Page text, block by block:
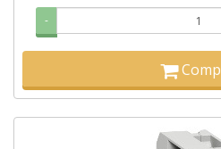
-